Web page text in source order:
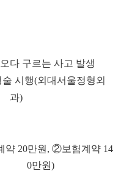
다 구르는 사고 발생
시행(외대서울정형외
과)
약 20만원 , ②보험계약 14
0만원)